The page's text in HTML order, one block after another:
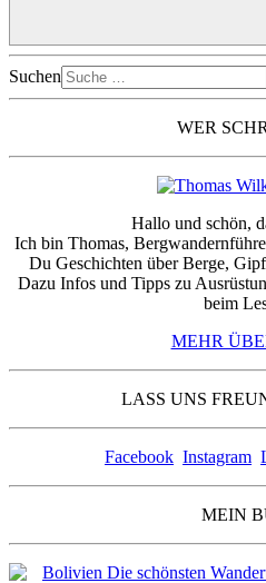
Suchen
WER
Hallo und schön,
Ich bin Thomas,
Du Geschichten über Berge,
Dazu Infos und Tipps zu
beim
MEHR
LASS UNS
Facebook Instagram
MEIN